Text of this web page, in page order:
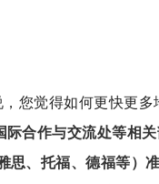
您觉得如何更快更
际合作与交流处等相
思、托福、德福等）